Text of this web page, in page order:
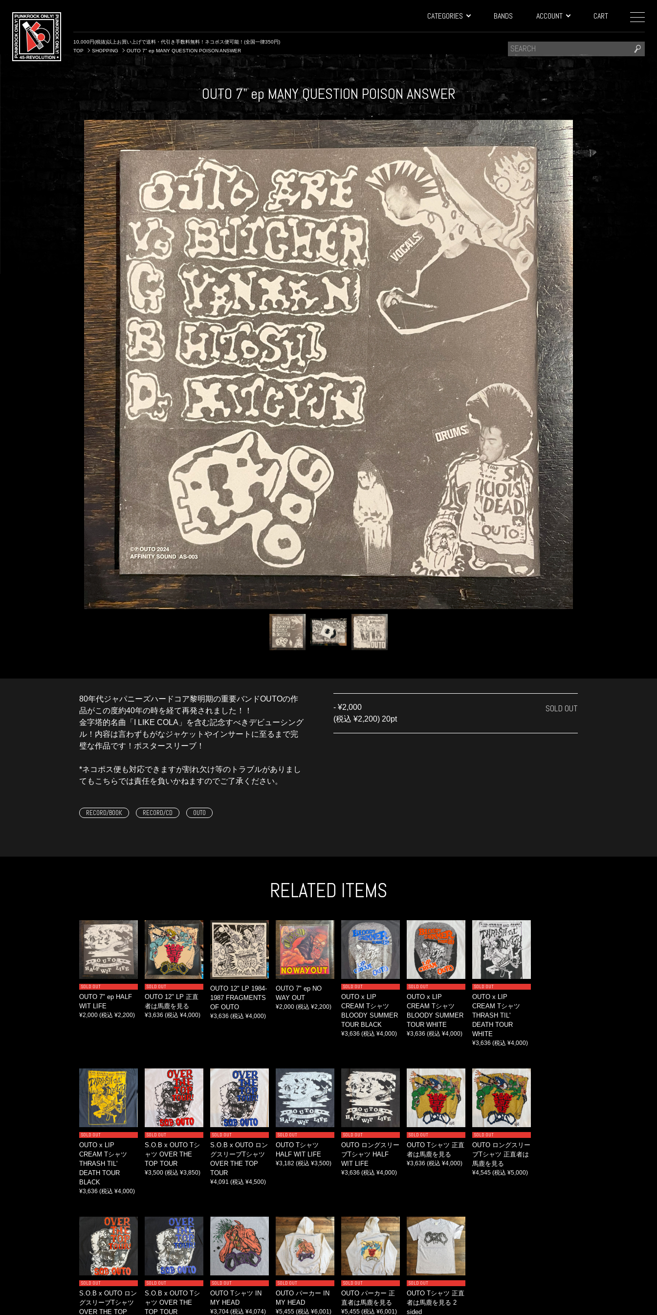
10,000円(税抜)以上お買い上げで送料・代引き手数料無料！ネコポス便可能！(全国一律350円)
TOP
SHOPPING OUTO 7" ep MANY QUESTION POISON ANSWER
CART
ACCOUNT
BANDS
CATEGORIES
OUTO 7" ep MANY QUESTION POISON ANSWER
80年代ジャパニーズハードコア黎明期の重要バンドOUTOの作
品がこの度約40年の時を経て再発されました！！
金字塔的名曲「I LIKE COLA」を含む記念すべきデビューシング
ル！内容は言わずもがなジャケットやインサートに至るまで完
璧な作品です！ポスタースリーブ！
*ネコポス便も対応できますが割れ欠け等のトラブルがありまし
てもこちらでは責任を負いかねますのでご了承ください。
RECORD/BOOK RECORD/CD OUTO
- ¥2,000
(税込 ¥2,200) 20pt
SOLD OUT
RELATED ITEMS
SOLD OUT
OUTO 7" ep HALF
WIT LIFE
¥2,000 (税込 ¥2,200)
SOLD OUT
OUTO 12" LP 正直
者は馬鹿を見る
¥3,636 (税込 ¥4,000)
OUTO 12" LP 1984-
1987 FRAGMENTS
OF OUTO
¥3,636 (税込 ¥4,000)
OUTO 7" ep NO
WAY OUT
¥2,000 (税込 ¥2,200)
SOLD OUT
OUTO x LIP
CREAM Tシャツ
BLOODY SUMMER
TOUR BLACK
¥3,636 (税込 ¥4,000)
SOLD OUT
OUTO x LIP
CREAM Tシャツ
BLOODY SUMMER
TOUR WHITE
¥3,636 (税込 ¥4,000)
SOLD OUT
OUTO x LIP
CREAM Tシャツ
THRASH TIL'
DEATH TOUR
WHITE
¥3,636 (税込 ¥4,000)
SOLD OUT
OUTO x LIP
CREAM Tシャツ
THRASH TIL'
DEATH TOUR
BLACK
¥3,636 (税込 ¥4,000)
SOLD OUT
S.O.B x OUTO Tシ
ャツ OVER THE
TOP TOUR
¥3,500 (税込 ¥3,850)
SOLD OUT
S.O.B x OUTO ロン
グスリーブTシャツ
OVER THE TOP
TOUR
¥4,091 (税込 ¥4,500)
SOLD OUT
OUTO Tシャツ
HALF WIT LIFE
¥3,182 (税込 ¥3,500)
SOLD OUT
OUTO ロングスリー
ブTシャツ HALF
WIT LIFE
¥3,636 (税込 ¥4,000)
SOLD OUT
OUTO Tシャツ 正直
者は馬鹿を見る
¥3,636 (税込 ¥4,000)
SOLD OUT
OUTO ロングスリー
ブTシャツ 正直者は
馬鹿を見る
¥4,545 (税込 ¥5,000)
SOLD OUT
S.O.B x OUTO ロン
グスリーブTシャツ
OVER THE TOP
SOLD OUT
S.O.B x OUTO Tシ
ャツ OVER THE
TOP TOUR
SOLD OUT
OUTO Tシャツ IN
MY HEAD
¥3,704 (税込 ¥4,074)
SOLD OUT
OUTO パーカー IN
MY HEAD
¥5,455 (税込 ¥6,001)
SOLD OUT
OUTO パーカー 正
直者は馬鹿を見る
¥5,455 (税込 ¥6,001)
SOLD OUT
OUTO Tシャツ 正直
者は馬鹿を見る 2
sided